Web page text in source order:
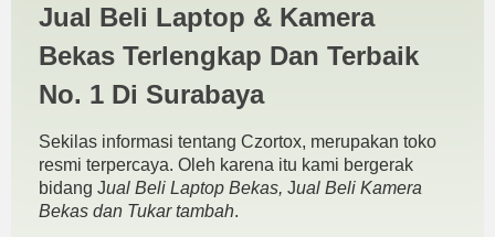
Madura | JUAL BELI
KAMERA BEKAS | JUAL
BELI LAPTOP BEKAS |
SURABAYA
Jual Beli Laptop & Kamera
Bekas Terlengkap Dan Terbaik
No. 1 Di Surabaya
Sekilas informasi tentang Czortox, merupakan toko
resmi terpercaya. Oleh karena itu kami bergerak
bidang Jual Beli Laptop Bekas, Jual Beli Kamera
Bekas dan Tukar tambah.